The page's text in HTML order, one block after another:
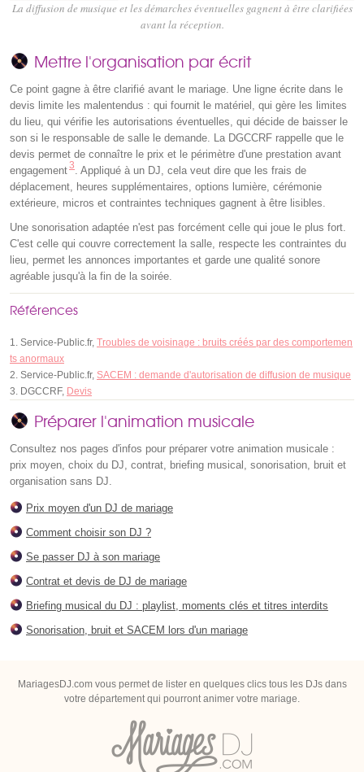
La diffusion de musique et les démarches éventuelles gagnent à être clarifiées
avant la réception.
Mettre l'organisation par écrit
Ce point gagne à être clarifié avant le mariage. Une ligne écrite dans le
devis limite les malentendus : qui fournit le matériel, qui gère les limites
du lieu, qui vérifie les autorisations éventuelles, qui décide de baisser le
son si le responsable de salle le demande. La DGCCRF rappelle que le
devis permet de connaître le prix et le périmètre d'une prestation avant
engagement3. Appliqué à un DJ, cela veut dire que les frais de
déplacement, heures supplémentaires, options lumière, cérémonie
extérieure, micros et contraintes techniques gagnent à être lisibles.
Une sonorisation adaptée n'est pas forcément celle qui joue le plus fort.
C'est celle qui couvre correctement la salle, respecte les contraintes du
lieu, permet les annonces importantes et garde une qualité sonore
agréable jusqu'à la fin de la soirée.
Références
Service-Public.fr, Troubles de voisinage : bruits créés par des comportemen
ts anormaux
Service-Public.fr, SACEM : demande d'autorisation de diffusion de musique
DGCCRF, Devis
Préparer l'animation musicale
Consultez nos pages d'infos pour préparer votre animation musicale :
prix moyen, choix du DJ, contrat, briefing musical, sonorisation, bruit et
organisation sans DJ.
Prix moyen d'un DJ de mariage
Comment choisir son DJ ?
Se passer DJ à son mariage
Contrat et devis de DJ de mariage
Briefing musical du DJ : playlist, moments clés et titres interdits
Sonorisation, bruit et SACEM lors d'un mariage
MariagesDJ.com vous permet de lister en quelques clics tous les DJs dans
votre département qui pourront animer votre mariage.